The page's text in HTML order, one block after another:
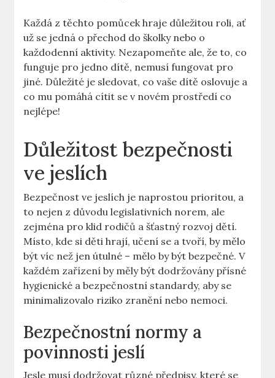
Každá z těchto pomůcek hraje důležitou roli, ať
už se jedná o přechod do školky nebo o
každodenní aktivity. Nezapomeňte ale, že to, co
funguje pro jedno dítě, nemusí fungovat pro
jiné. Důležité je sledovat, co vaše dítě oslovuje a
co mu pomáhá cítit se v novém prostředí co
nejlépe!
Důležitost bezpečnosti
ve jeslích
Bezpečnost ve jeslích je naprostou prioritou, a
to nejen z důvodu legislativních norem, ale
zejména pro klid rodičů a šťastný rozvoj dětí.
Místo, kde si děti hrají, učení se a tvoří, by mělo
být víc než jen útulné – mělo by být bezpečné. V
každém zařízení by měly být dodržovány přísné
hygienické a bezpečnostní standardy, aby se
minimalizovalo riziko zranění nebo nemoci.
Bezpečnostní normy a
povinnosti jeslí
Jesle musí dodržovat různé předpisy, které se